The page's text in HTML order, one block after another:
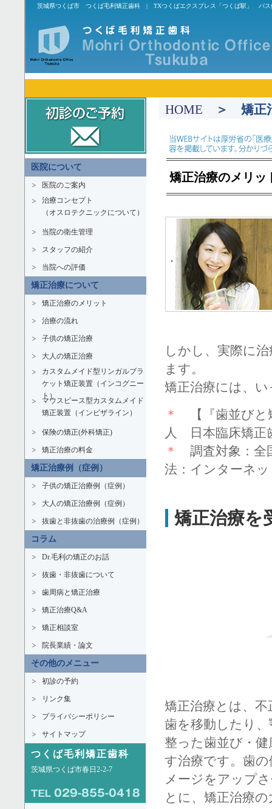
茨城県つくば市 つくば毛利矯正歯科 | TXつくばエクスプレス「つくば駅」 バス
HOME ＞ 矯正
矯正治療のメリッ
しかし、実際に
ます。
矯正治療には、
＊
【『歯並びと
人 日本臨床矯正
＊
調査対象：全
法：インターネ
矯正治療を
矯正治療とは、
歯を移動したり
整った歯並び・
す治療です。歯
メージをアップ
とに、矯正治療
医院について
医院のご案内
治療コンセプト
（オスロテクニックについて）
当院の衛生管理
スタッフの紹介
当院への評価
矯正治療について
矯正治療のメリット
治療の流れ
子供の矯正治療
大人の矯正治療
カスタムメイド型リンガルブラ
ケット矯正装置（インコグニー
ト）
マウスピース型カスタムメイド
矯正装置（インビザライン）
保険の矯正(外科矯正)
矯正治療の料金
矯正治療例（症例）
子供の矯正治療例（症例）
大人の矯正治療例（症例）
抜歯と非抜歯の治療例（症例）
コラム
Dr.毛利の矯正のお話
抜歯・非抜歯について
歯周病と矯正治療
矯正治療Q&A
矯正相談室
院長業績・論文
その他のメニュー
初診の予約
リンク集
プライバシーポリシー
サイトマップ
つくば毛利矯正歯科
茨城県つくば市春日2-2-7